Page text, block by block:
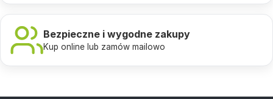
Bezpieczne i wygodne zakupy
Kup online lub zamów mailowo